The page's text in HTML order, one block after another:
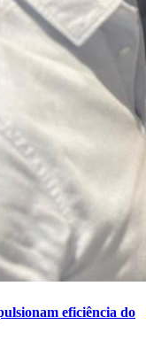
eficiência do